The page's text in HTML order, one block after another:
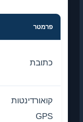
פרמטר
כתובת
קואורדינטות
GPS